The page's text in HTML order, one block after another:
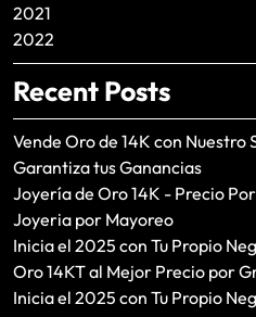
2021
2022
Recent Posts
Vende Oro de 14K con
Garantiza tus Ganancias
Joyería de Oro 14K - Precio
Joyeria por Mayoreo
Inicia el 2025 con Tu Propio
Oro 14KT al Mejor Precio por
Inicia el 2025 con Tu Propio